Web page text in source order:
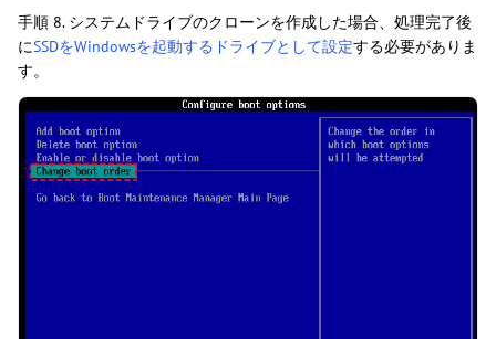
手順 8. システムドライブのクローンを作成した場合、処理完了後
にSSDをWindowsを起動するドライブとして設定する必要がありま
す。